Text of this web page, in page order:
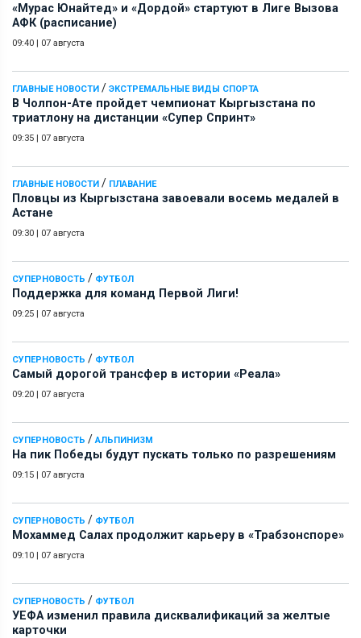
«Мурас Юнайтед» и «Дордой» стартуют в Лиге Вызова
АФК (расписание)
09:40 | 07 августа
ГЛАВНЫЕ НОВОСТИ / ЭКСТРЕМАЛЬНЫЕ ВИДЫ СПОРТА
В Чолпон-Ате пройдет чемпионат Кыргызстана по
триатлону на дистанции «Супер Спринт»
09:35 | 07 августа
ГЛАВНЫЕ НОВОСТИ / ПЛАВАНИЕ
Пловцы из Кыргызстана завоевали восемь медалей в
Астане
09:30 | 07 августа
СУПЕРНОВОСТЬ / ФУТБОЛ
Поддержка для команд Первой Лиги!
09:25 | 07 августа
СУПЕРНОВОСТЬ / ФУТБОЛ
Самый дорогой трансфер в истории «Реала»
09:20 | 07 августа
СУПЕРНОВОСТЬ / АЛЬПИНИЗМ
На пик Победы будут пускать только по разрешениям
09:15 | 07 августа
СУПЕРНОВОСТЬ / ФУТБОЛ
Мохаммед Салах продолжит карьеру в «Трабзонспоре»
09:10 | 07 августа
СУПЕРНОВОСТЬ / ФУТБОЛ
УЕФА изменил правила дисквалификаций за желтые
карточки